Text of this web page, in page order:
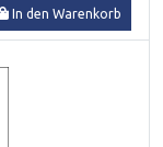
In den Warenkorb